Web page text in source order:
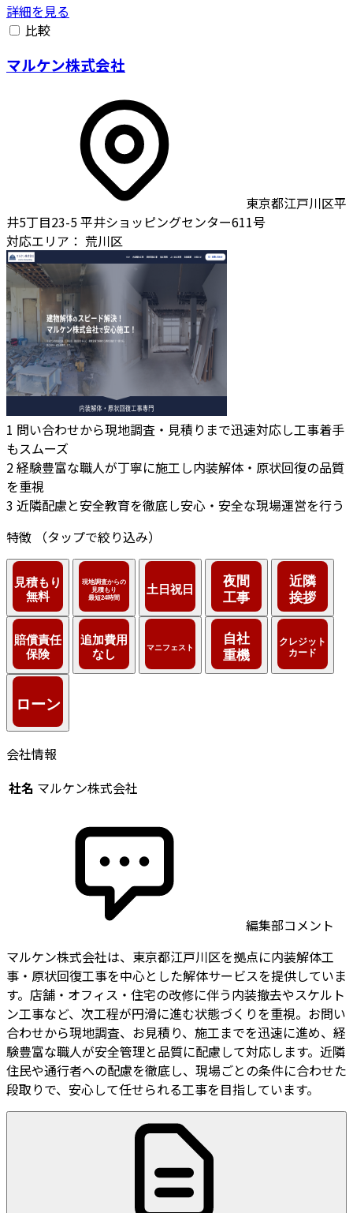
詳細を見る
比較
マルケン株式会社
東京都江戸川区平
井5丁目23-5 平井ショッピングセンター611号
対応エリア： 荒川区
1 問い合わせから現地調査・見積りまで迅速対応し工事着手
もスムーズ
2経験豊富な職人が丁寧に施工し内装解体・原状回復の品質
を重視
3 近隣配慮と安全教育を徹底し安心・安全な現場運営を行う
特徴
（タップで絞り込み）
会社情報
社名 マルケン株式会社
編集部コメント
マルケン株式会社は、東京都江戸川区を拠点に内装解体工
事・原状回復工事を中心とした解体サービスを提供していま
す。店舗・オフィス・住宅の改修に伴う内装撤去やスケルト
ン工事など、次工程が円滑に進む状態づくりを重視。お問い
合わせから現地調査、お見積り、施工までを迅速に進め、経
験豊富な職人が安全管理と品質に配慮して対応します。近隣
住民や通行者への配慮を徹底し、現場ごとの条件に合わせた
段取りで、安心して任せられる工事を目指しています。